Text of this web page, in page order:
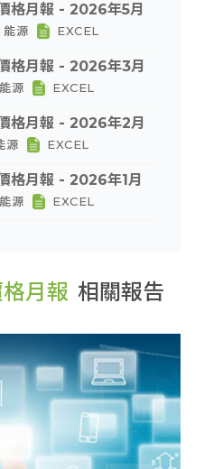
格月報 - 2026年5月
能源 EXCEL
格月報 - 2026年3月
能源 EXCEL
格月報 - 2026年2月
源 EXCEL
格月報 - 2026年1月
能源 EXCEL
月報 相關報告